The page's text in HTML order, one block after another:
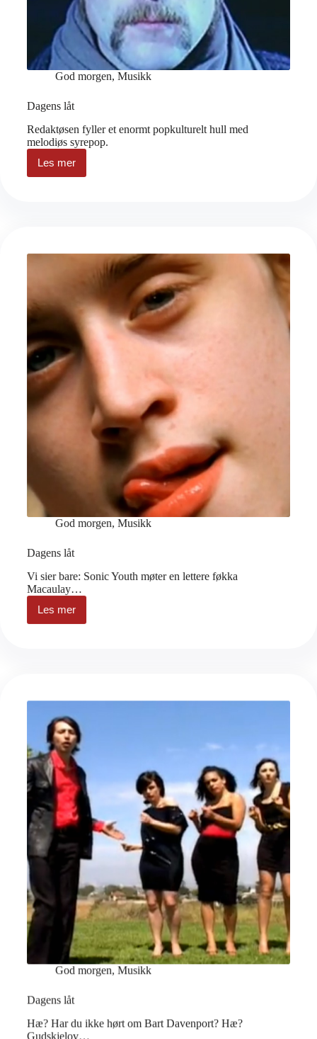
God morgen, Musikk
Dagens låt
Redaktøsen fyller et enormt popkulturelt hull med
melodiøs syrepop.
Les mer
Dagens
låt
God morgen, Musikk
Dagens låt
Vi sier bare: Sonic Youth møter en lettere føkka
Macaulay…
Les mer
Dagens
låt
God morgen, Musikk
Dagens låt
Hæ? Har du ikke hørt om Bart Davenport? Hæ?
Gudskjelov…